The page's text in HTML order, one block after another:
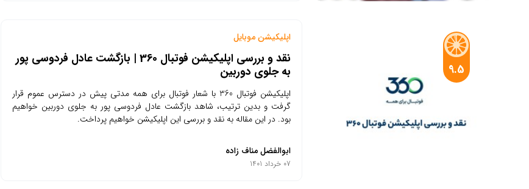
9.5
اپلیکیشن موبایل
نقد و بررسی اپلیکیشن فوتبال 360 | بازگشت عادل فردوسی پور
به جلوی دوربین
اپلیکیشن فوتبال 360 با شعار فوتبال برای همه مدتی پیش در دسترس عموم قرار
گرفت و بدین ترتیب، شاهد بازگشت عادل فردوسی پور به جلوی دوربین خواهیم
بود. در این مقاله به نقد و بررسی این اپلیکیشن خواهیم پرداخت.
ابوالفضل مناف زاده
07 خرداد 1401